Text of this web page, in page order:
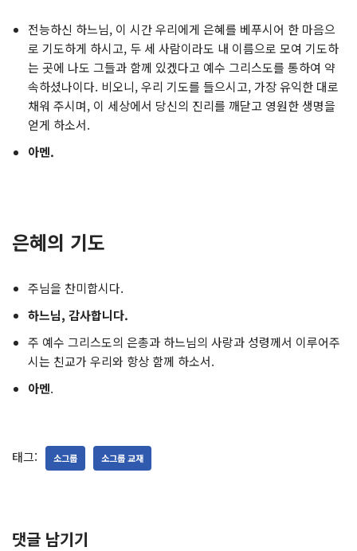
전능하신 하느님, 이 시간 우리에게 은혜를 베푸시어 한 마음으
로 기도하게 하시고, 두 세 사람이라도 내 이름으로 모여 기도하
는 곳에 나도 그들과 함께 있겠다고 예수 그리스도를 통하여 약
속하셨나이다. 비오니, 우리 기도를 들으시고, 가장 유익한 대로
채워 주시며, 이 세상에서 당신의 진리를 깨닫고 영원한 생명을
얻게 하소서.
아멘.
은혜의 기도
주님을 찬미합시다.
하느님, 감사합니다.
주 예수 그리스도의 은총과 하느님의 사랑과 성령께서 이루어주
시는 친교가 우리와 항상 함께 하소서.
아멘.
태그: 소그룹 소그룹 교재
댓글 남기기